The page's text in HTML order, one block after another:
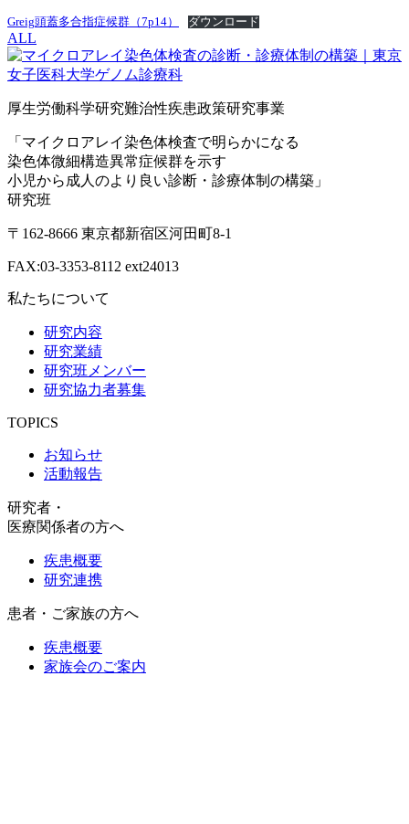
Greig頭蓋多合指症候群（7p14） ダウンロード
ALL
厚生労働科学研究難治性疾患政策研究事業
「マイクロアレイ染色体検査で明らかになる
染色体微細構造異常症候群を示す
小児から成人のより良い診断・診療体制の構築」
研究班
〒162-8666 東京都新宿区河田町8-1
FAX:03-3353-8112 ext24013
私たちについて
研究内容
研究業績
研究班メンバー
研究協力者募集
TOPICS
お知らせ
活動報告
研究者・
医療関係者の方へ
疾患概要
研究連携
患者・ご家族の方へ
疾患概要
家族会のご案内